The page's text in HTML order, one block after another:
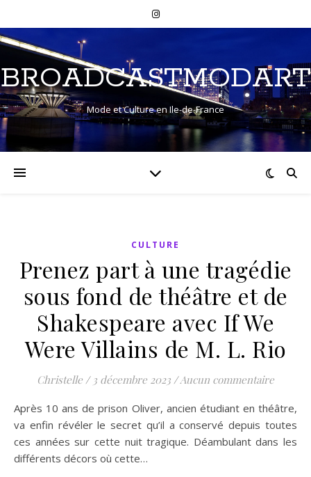
BROADCASTMODART
Mode et Culture en Ile-de-France
CULTURE
Prenez part à une tragédie
sous fond de théâtre et de
Shakespeare avec If We
Were Villains de M. L. Rio
Christelle / 3 décembre 2023 /Aucun commentaire
Après 10 ans de prison Oliver, ancien étudiant en théâtre,
va enfin révéler le secret qu’il a conservé depuis toutes
ces années sur cette nuit tragique. Déambulant dans les
différents décors où cette…